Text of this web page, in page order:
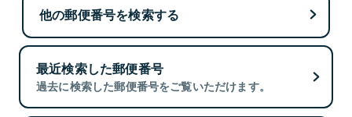
他の郵便番号を検索する
最近検索した郵便番号
過去に検索した郵便番号をご覧いただけます。